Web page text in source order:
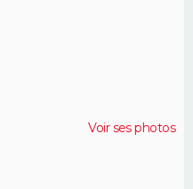
Voir ses photos